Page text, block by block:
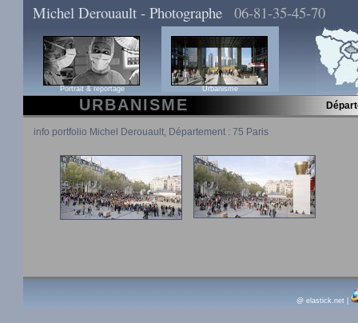
Michel Derouault - Photographe 06-81-35-45-70
Portrait & reportage Urbanisme
URBANISME
info portfolio Michel Derouault, Département : 75 Paris
@ elastick.net